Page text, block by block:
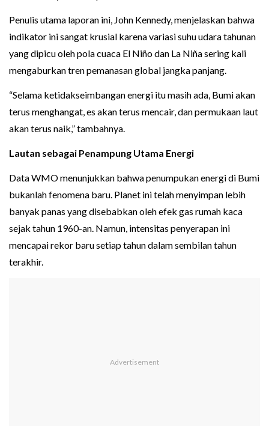
Penulis utama laporan ini, John Kennedy, menjelaskan bahwa
indikator ini sangat krusial karena variasi suhu udara tahunan
yang dipicu oleh pola cuaca El Niño dan La Niña sering kali
mengaburkan tren pemanasan global jangka panjang.
“Selama ketidakseimbangan energi itu masih ada, Bumi akan
terus menghangat, es akan terus mencair, dan permukaan laut
akan terus naik,” tambahnya.
Lautan sebagai Penampung Utama Energi
Data WMO menunjukkan bahwa penumpukan energi di Bumi
bukanlah fenomena baru. Planet ini telah menyimpan lebih
banyak panas yang disebabkan oleh efek gas rumah kaca
sejak tahun 1960-an. Namun, intensitas penyerapan ini
mencapai rekor baru setiap tahun dalam sembilan tahun
terakhir.